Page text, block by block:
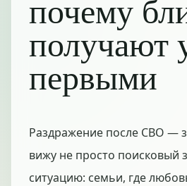
почему
получают
первыми
Раздражение после СВО —
вижу не просто поисковый
ситуацию: семьи, где